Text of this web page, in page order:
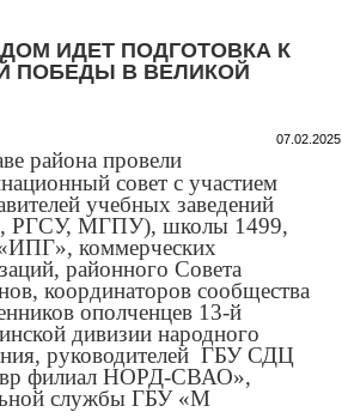
ИДЕТ ПОДГОТОВКА К
ПОБЕДЫ В ВЕЛИКОЙ
07.02.2025
района провели
совет с участием
учебных заведений
РГСУ, МГПУ), школы 1499,
коммерческих
районного Совета
координаторов сообщества
ополченцев 13-й
дивизии народного
руководителей ГБУ СДЦ
филиал НОРД-СВАО»,
службы ГБУ «М